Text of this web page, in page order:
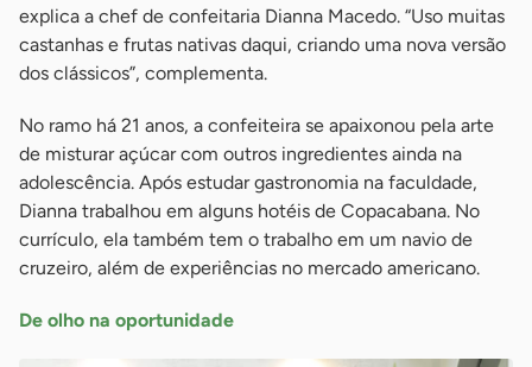
explica a chef de confeitaria Dianna Macedo. “Uso muitas
castanhas e frutas nativas daqui, criando uma nova versão
dos clássicos”, complementa.
No ramo há 21 anos, a confeiteira se apaixonou pela arte
de misturar açúcar com outros ingredientes ainda na
adolescência. Após estudar gastronomia na faculdade,
Dianna trabalhou em alguns hotéis de Copacabana. No
currículo, ela também tem o trabalho em um navio de
cruzeiro, além de experiências no mercado americano.
De olho na oportunidade